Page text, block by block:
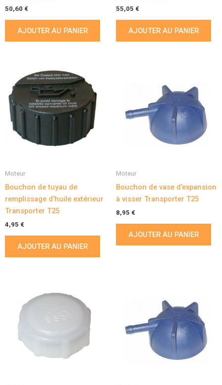
50,60 €
AJOUTER AU PANIER
55,05 €
AJOUTER AU PANIER
Moteur
Bouchon de tuyau de
remplissage d’huile extérieur
Transporter T25
4,95 €
AJOUTER AU PANIER
Moteur
Bouchon de vase d’expansion
à visser Transporter T25
8,95 €
AJOUTER AU PANIER